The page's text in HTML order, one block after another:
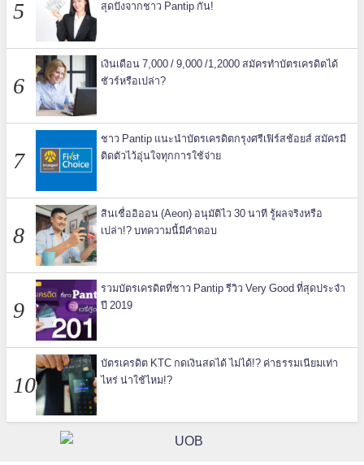
สุดปังจากชาว Pantip กัน!
เงินเดือน 7,000 / 9,000 /1,2000 สมัครทำบัตรเครดิตได้
ชัวร์หรือเปล่า?
ชาว Pantip แนะนำบัตรเครดิตกรุงศรีเฟิร์สช้อยส์ สมัครมี
ติดตัวไว้อุ่นใจทุกการใช้จ่าย
สินเชื่ออิออน (Aeon) อนุมัติไว 30 นาที รู้ผลจริงหรือ
เปล่า!? บทความนี้มีคำตอบ
รวมบัตรเครดิตที่ชาว Pantip รีวิว Very Good ที่สุดประจำ
ปี 2019
บัตรเครดิต KTC กดเงินสดได้ ไม่ได้!? ค่าธรรมเนียมเท่า
ไหร่ น่าใช้ไหม!?